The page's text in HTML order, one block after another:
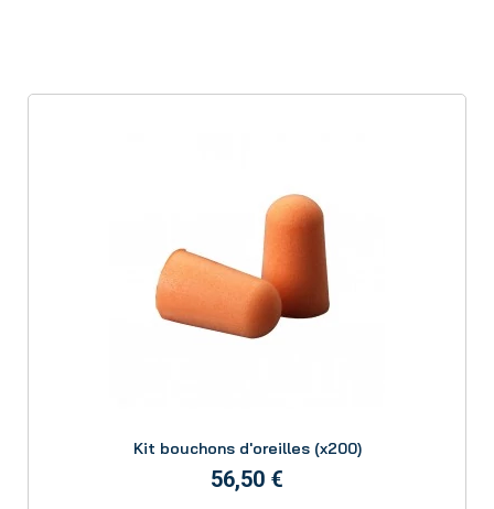
Kit bouchons d'oreilles (x200)
56,50 €